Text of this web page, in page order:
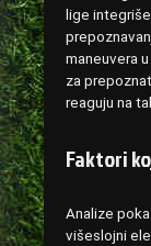
lige
maneuvera
za
reaguju na
Faktori
Analize
višeslojni